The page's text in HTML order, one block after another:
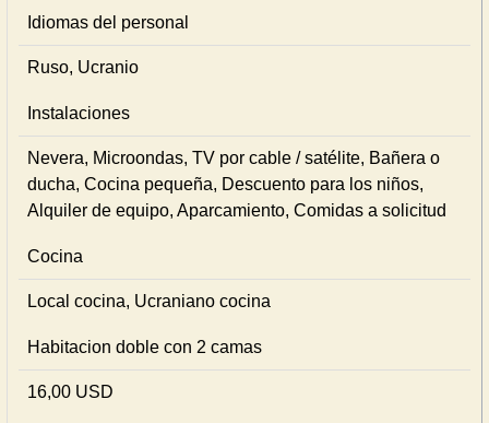
Idiomas del personal
Ruso, Ucranio
Instalaciones
Nevera, Microondas, TV por cable / satélite, Bañera o
ducha, Cocina pequeña, Descuento para los niños,
Alquiler de equipo, Aparcamiento, Comidas a solicitud
Cocina
Local cocina, Ucraniano cocina
Habitacion doble con 2 camas
16,00 USD